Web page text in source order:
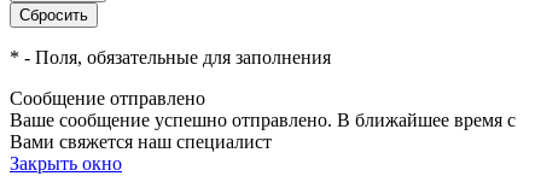
* - Поля, обязательные для заполнения
Сообщение отправлено
Ваше сообщение успешно отправлено. В ближайшее время с
Вами свяжется наш специалист
Закрыть окно